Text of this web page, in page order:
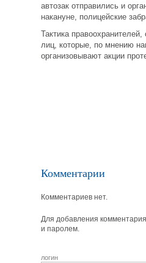
автозак отправились и
накануне, полицейские
Тактика
лиц, которые, по мнению
организовывают акции
Комментарии
Комментариев нет.
Для добавления
и паролем.
логин